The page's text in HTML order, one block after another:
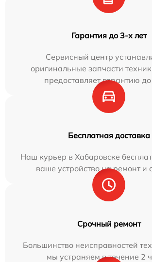
Гарантия до 3-х лет
Сервисный центр
оригинальные запчасти
предоставляет гарантию до
Бесплатная доставка
Наш курьер в Хабаровске
ваше устройство на ремонт и
Срочный ремонт
Большинство неисправностей
мы устраняем в течение 2